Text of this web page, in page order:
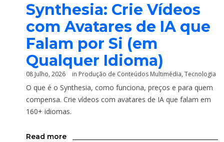
Synthesia: Crie Vídeos
com Avatares de IA que
Falam por Si (em
Qualquer Idioma)
08 Julho, 2026 in Produção de Conteúdos Multimédia, Tecnologia
O que é o Synthesia, como funciona, preços e para quem
compensa. Crie vídeos com avatares de IA que falam em
160+ idiomas.
Read more